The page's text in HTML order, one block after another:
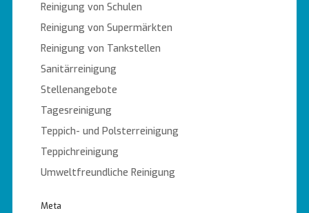
Reinigung von Schulen
Reinigung von Supermärkten
Reinigung von Tankstellen
Sanitärreinigung
Stellenangebote
Tagesreinigung
Teppich- und Polsterreinigung
Teppichreinigung
Umweltfreundliche Reinigung
Meta